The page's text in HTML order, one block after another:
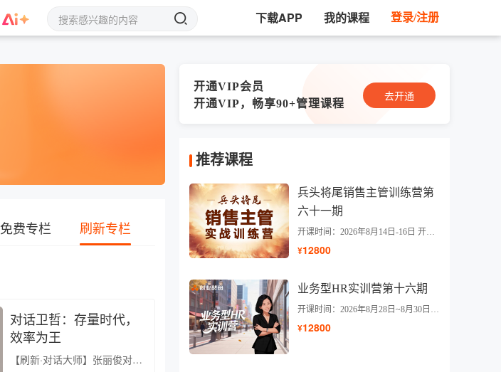
下载APP 我的课程 登录/注册
免费专栏 刷新专栏 训练营 线下大课 线下俱乐部
对话卫哲：存量时代，
效率为王
【刷新·对话大师】张丽俊对话卫哲
开通VIP会员
开通VIP，畅享90+管理课程
去开通
推荐课程
兵头将尾销售主管训练营第
六十一期
开课时间：2026年8月14日-16日 开课地点：杭州
¥12800
业务型HR实训营第十六期
开课时间：2026年8月28日~8月30日 开课地点：杭州
¥12800